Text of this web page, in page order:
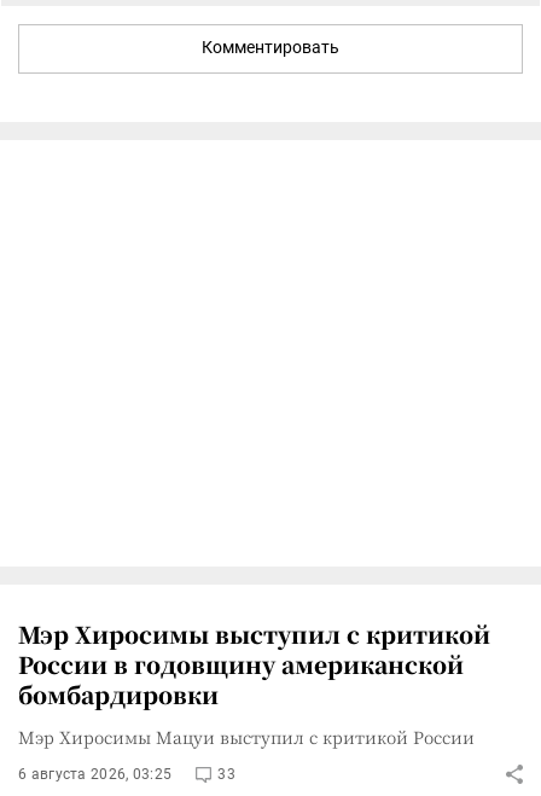
Комментировать
Мэр Хиросимы выступил с критикой
России в годовщину американской
бомбардировки
Мэр Хиросимы Мацуи выступил с критикой России
6 августа 2026, 03:25 33